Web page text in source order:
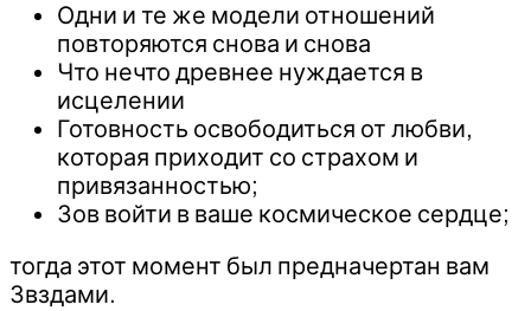
Одни и те же модели отношений
повторяются снова и снова
Что нечто древнее нуждается в
исцелении
Готовность освободиться от любви,
которая приходит со страхом и
привязанностью;
Зов войти в ваше космическое сердце;
тогда этот момент был предначертан вам
Звздами.